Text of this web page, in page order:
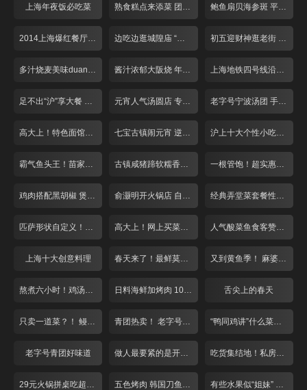
上海年夜饭必吃菜 熟食糕点来添菜 团团圆圆庆新年 鲍鱼扇贝海参斑 平价海鲜吃过瘾！
2014上海爆红餐厅盘点 边吃边逛城隍庙 “飙”汁美味吃不停 初五迎财神逛老街 习俗美食吃起来
多汁烧麦美味duang不停 酱汁浓郁大阪烧 年糕也能玩拉丝 上海地铁四号线沿路美食大搜罗
足不出“沪”享大餐 全国各地家乡菜一网打尽！ 元宵人气汤圆店 专注手工十五年！ 老字号宁波汤团 手工现做日销5万只！
高大上！特色面馆点菜买单全自助 葱花香菜自由选 七宝古镇闹元宵 逆天炒汤圆又辣又脆 沪上十大个性小吃老板娘盘点
霸气鱼头王！苗家生鱼头端上桌 古镇咸猪蹄软糯香人均仅需30元！ 一根管饱！超实惠羊棒骨美味众人夸
鸡肉搭配黑胡椒 煲出来的好味道！ 俞灏明开火锅店 自制神秘底料风味独特 经典弄堂菜套餐性价比超高白领赞不绝口
匹萨形状自定义！大白版面团萌翻天 高大上！网上买菜免费送！ 人气酸菜鱼食客赞不绝口
上海十大创意料理 春天来了！最鲜莫过小河鲜！ 又到黄鱼季！ 麻婆豆腐来抢戏！
熬煮六小时！鸡汤泡饭哪家强？ 日料海鲜加烤肉 108元吃到爽！ 舌尖上的春天
只卖一道菜？！ 鳗鱼料理不一般 青团热卖！ 老字号遇上夫妻老婆店 “鸭同鸡讲”什么菜？正宗川味麻！香！辣！
老字号青团好味道 做人最要紧的是开心面馆 泡椒鸡杂面 吃货集结地！私房川菜探营记
29元火锅拼桌吃超实惠！ 五色烤肉 韩国刀鱼 刮起思密达旋风！ 有些水果似“姐妹” 让你傻傻分不清楚